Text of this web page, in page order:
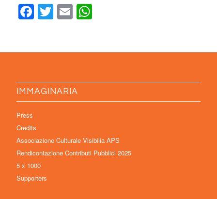
Facebook
Twitter
EmailWhatsApp
IMMAGINARIA
Press
Credits
Associazione Culturale Visibilia APS
Rendicontazione Contributi Pubblici 2025
5 x 1000
Supporters